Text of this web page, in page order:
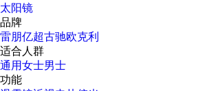
太阳镜
品牌
雷朋亿超古驰欧克利
适合人群
通用女士男士
功能